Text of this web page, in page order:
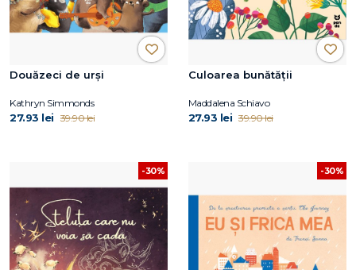
Douăzeci de urși
Kathryn Simmonds
27.93 lei 39.90 lei
Culoarea bunătății
Maddalena Schiavo
27.93 lei 39.90 lei
-30% -30%